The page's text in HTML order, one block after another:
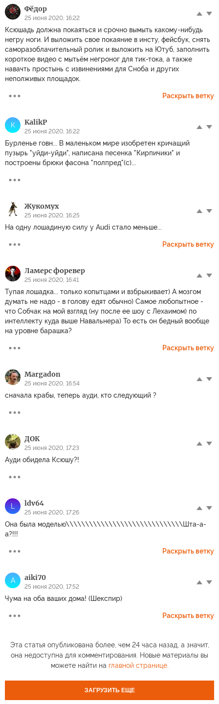
Фёдор
25 июня 2020, 16:22
Ксюшадь должна покаяться и срочно вымыть какому-нибудь
негру ноги. И выложить свое покаяние в инсту, фейсбук, снять
саморазоблачительный ролик и выложить на Ютуб, заполнить
короткое видео с мытьём негроног для тик-тока, а также
навачть простынь с извинениями для Сноба и других
неполживых площадок.
Раскрыть ветку
K KalikP
25 июня 2020, 16:22
Бурленье говн... В маленьком мире изобретен кричащий
пузырь "уйди-уйди", написана песенка "Кирпичики" и
построены брюки фасона "полпред"(с)...
Жукомух
25 июня 2020, 16:25
На одну лошадиную силу у Audi стало меньше...
Раскрыть ветку
Ламерс форевер
25 июня 2020, 16:41
Тупая лошадка... только копытцами и взбрыкивает) А мозгом
думать не надо - в голову едят обычно) Самое любопытное -
что Собчак на мой взгляд (ну после ее шоу с Лехаимом) по
интеллекту куда выше Навальнера) То есть он бедный вообще
на уровне барашка?
Раскрыть ветку
Margadon
25 июня 2020, 16:54
сначала крабы, теперь ауди, кто следующий ?
ДОК
25 июня 2020, 17:23
Ауди обидела Ксюшу?!
L ldv64
25 июня 2020, 17:26
Она была моделью\\\\\\\\\\\\\\\\\\\\\\\\\\\\\\Шта-а-
а?!!!
Раскрыть ветку
A aiki70
25 июня 2020, 17:52
Чума на оба ваших дома! (Шекспир)
Раскрыть ветку
Эта статья опубликована более, чем 24 часа назад, а значит,
она недоступна для комментирования. Новые материалы вы
можете найти на главной странице.
ЗАГРУЗИТЬ ЕЩЕ